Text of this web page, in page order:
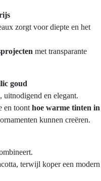
zorgt voor diepte en het
met transparante
goud
uitnodigend en elegant.
en toont hoe warme tinten in
kunnen creëren.
terwijl koper een modern